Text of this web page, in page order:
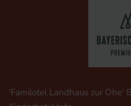
'Familotel Landhaus zur Ohe'